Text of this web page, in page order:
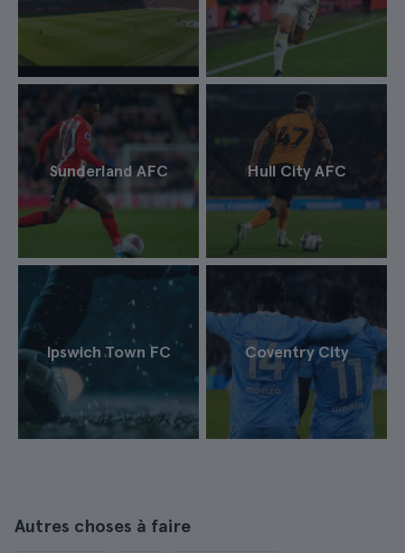
Sunderland AFC Hull City AFC
Ipswich Town FC Coventry City
Autres choses à faire